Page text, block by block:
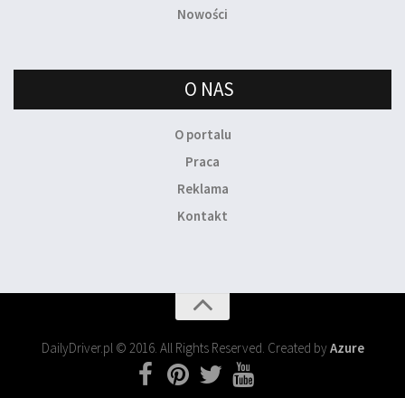
Nowości
O NAS
O portalu
Praca
Reklama
Kontakt
DailyDriver.pl © 2016. All Rights Reserved. Created byAzure